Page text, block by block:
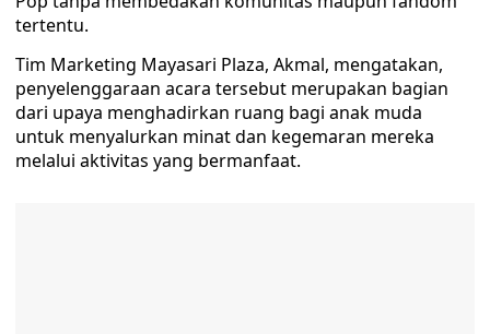
tertentu.
Tim Marketing Mayasari Plaza, Akmal, mengatakan,
penyelenggaraan acara tersebut merupakan bagian
dari upaya menghadirkan ruang bagi anak muda
untuk menyalurkan minat dan kegemaran mereka
melalui aktivitas yang bermanfaat.